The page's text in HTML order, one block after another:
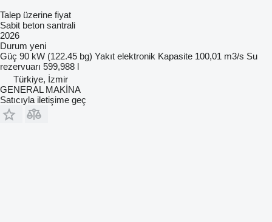
Talep üzerine fiyat
Sabit beton santrali
2026
Durum yeni
Güç 90 kW (122.45 bg) Yakıt elektronik Kapasite 100,01 m3/s Su
rezervuarı 599,988 l
Türkiye, İzmir
GENERAL MAKİNA
Satıcıyla iletişime geç